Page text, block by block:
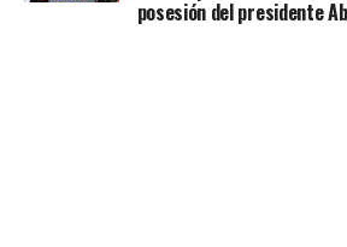
posesión del presidente